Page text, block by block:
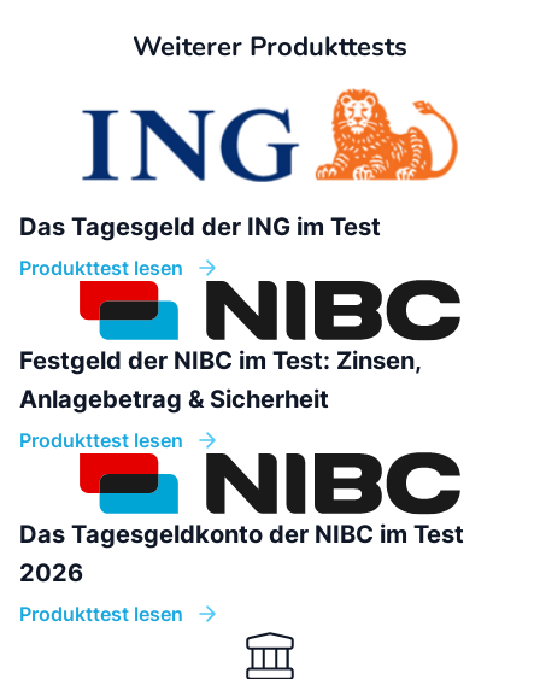
Weiterer Produkttests
Das Tagesgeld der ING im Test
Produkttest lesen
Festgeld der NIBC im Test: Zinsen,
Anlagebetrag & Sicherheit
Produkttest lesen
Das Tagesgeldkonto der NIBC im Test
2026
Produkttest lesen